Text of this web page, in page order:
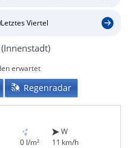
Letztes Viertel
erwartet
Regenradar
0 l/m²
W
11 km/h